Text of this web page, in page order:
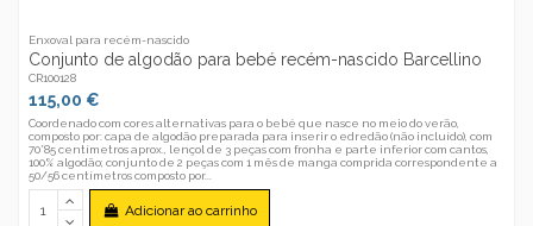
Enxoval para recém-nascido
Conjunto de algodão para bebé recém-nascido Barcellino
CR100128
115,00 €
Coordenado com cores alternativas para o bebé que nasce no meio do verão,
composto por: capa de algodão preparada para inserir o edredão (não incluído), com
70*85 centímetros aprox., lençol de 3 peças com fronha e parte inferior com cantos,
100% algodão; conjunto de 2 peças com 1 mês de manga comprida correspondente a
50/56 centímetros composto por...
Adicionar ao carrinho